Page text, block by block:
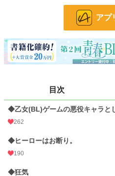
2025.07.02 23:18
初回公開日時 2019.06.19 18:18
週間ポイント 559 pt (13,564 位)
累計ポイント 861,388 pt (6,675 位)
アプ
目次
◆乙女(BL)ゲームの悪役キャラと
262
◆ヒーローはお断り。
190
◆狂気